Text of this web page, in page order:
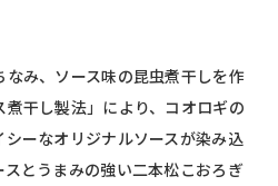
み、ソース味の昆虫煮干しを作
干し製法」により、コオロギの
ーなオリジナルソースが染み込
とうまみの強い二本松こおろぎ